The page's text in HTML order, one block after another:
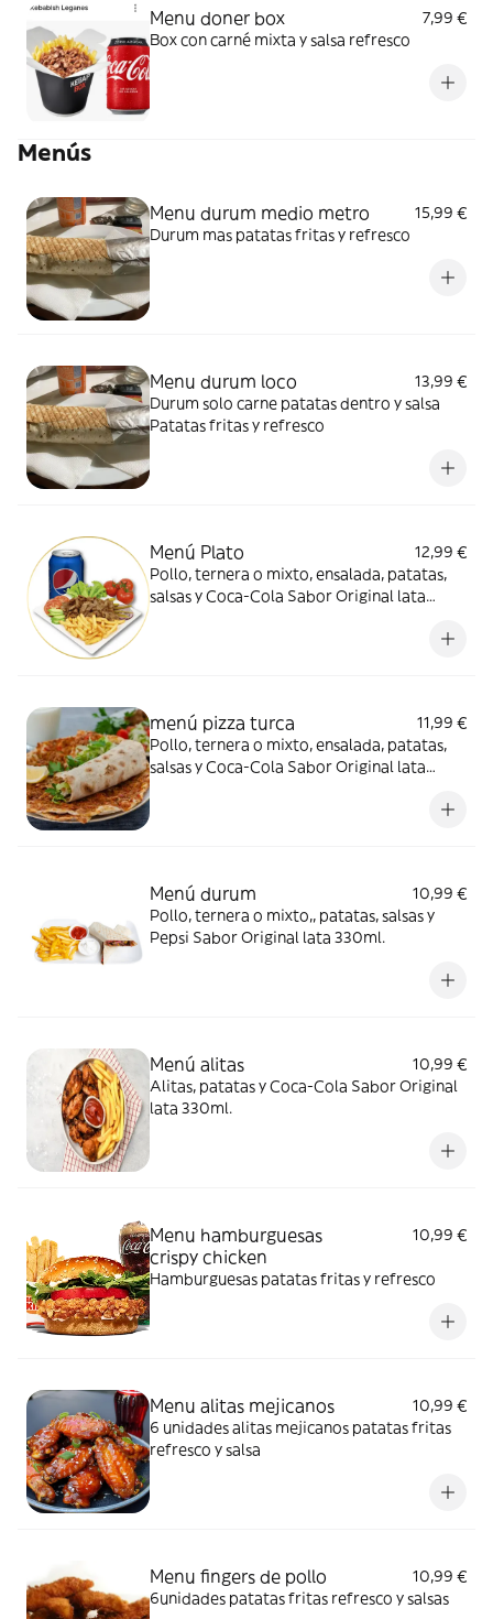
Menu doner box
7,99 €
Box con carné mixta y salsa refresco
Menús
Menu durum medio metro
15,99 €
Durum mas patatas fritas y refresco
Menu durum loco
13,99 €
Durum solo carne patatas dentro y salsa
Patatas fritas y refresco
Menú Plato
12,99 €
Pollo, ternera o mixto, ensalada, patatas,
salsas y Coca-Cola Sabor Original lata
menú pizza turca
11,99 €
Pollo, ternera o mixto, ensalada, patatas,
salsas y Coca-Cola Sabor Original lata
Menú durum
10,99 €
Pollo, ternera o mixto,, patatas, salsas y
Pepsi Sabor Original lata 330ml.
Menú alitas
10,99 €
Alitas, patatas y Coca-Cola Sabor Original
lata 330ml.
Menu hamburguesas
crispy chicken
10,99 €
Hamburguesas patatas fritas y refresco
Menu alitas mejicanos
10,99 €
6 unidades alitas mejicanos patatas fritas
refresco y salsa
Menu fingers de pollo
10,99 €
6unidades patatas fritas refresco y salsas